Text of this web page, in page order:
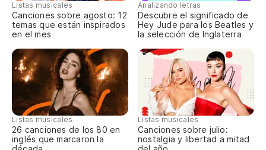
Listas musicales
Canciones sobre agosto: 12
temas que están inspirados
en el mes
Analizando letras
Descubre el significado de
Hey Jude para los Beatles y
la selección de Inglaterra
Listas musicales
26 canciones de los 80 en
inglés que marcaron la
Listas musicales
Canciones sobre julio:
nostalgia y libertad a mitad